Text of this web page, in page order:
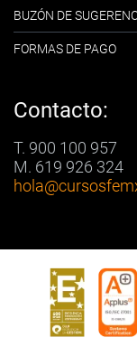
BUZÓN DE
FORMAS DE PAGO
Contacto:
T. 900 100 957
M. 619 926 324
hola